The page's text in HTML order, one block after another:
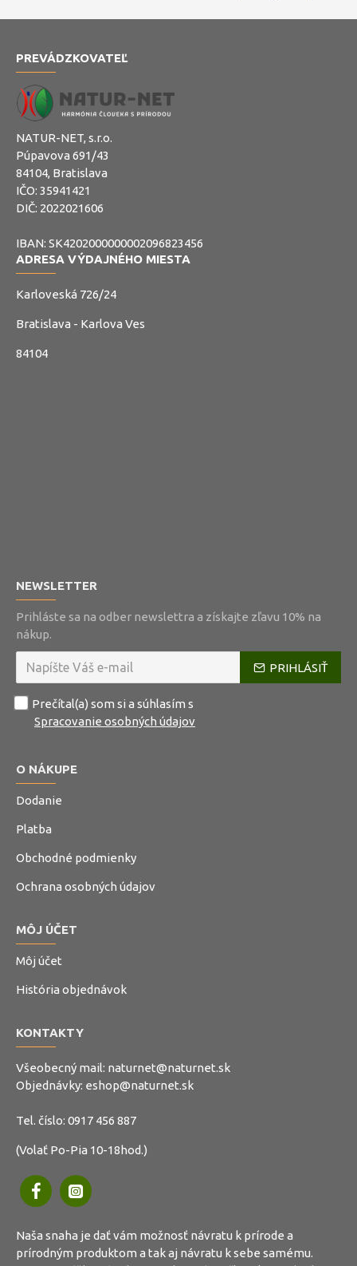
PREVÁDZKOVATEĽ
NATUR-NET, s.r.o.
Púpavova 691/43
84104, Bratislava
IČO: 35941421
DIČ: 2022021606
IBAN: SK4202000000002096823456
ADRESA VÝDAJNÉHO MIESTA
Karloveská 726/24
Bratislava - Karlova Ves
84104
NEWSLETTER
Prihláste sa na odber newslettra a získajte zľavu 10% na
nákup.
PRIHLÁSIŤ
Prečítal(a) som si a súhlasím s
Spracovanie osobných údajov
O NÁKUPE
Dodanie
Platba
Obchodné podmienky
Ochrana osobných údajov
MÔJ ÚČET
Môj účet
História objednávok
KONTAKTY
Všeobecný mail: naturnet@naturnet.sk
Objednávky: eshop@naturnet.sk
Tel. číslo: 0917 456 887
(Volať Po-Pia 10-18hod.)
Naša snaha je dať vám možnosť návratu k prírode a
prírodným produktom a tak aj návratu k sebe samému.